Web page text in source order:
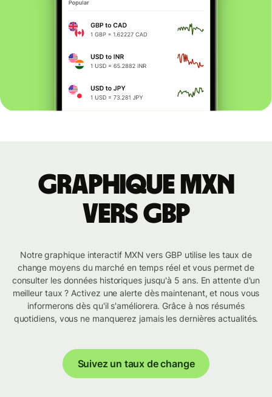
Graphique MXN
vers GBP
Notre graphique interactif MXN vers GBP utilise les taux de
change moyens du marché en temps réel et vous permet de
consulter les données historiques jusqu'à 5 ans. En attente d'un
meilleur taux ? Activez une alerte dès maintenant, et nous vous
informerons dès qu'il s'améliorera. Grâce à nos résumés
quotidiens, vous ne manquerez jamais les dernières actualités.
Suivez un taux de change